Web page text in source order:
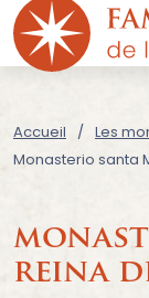
Accueil Les
reina